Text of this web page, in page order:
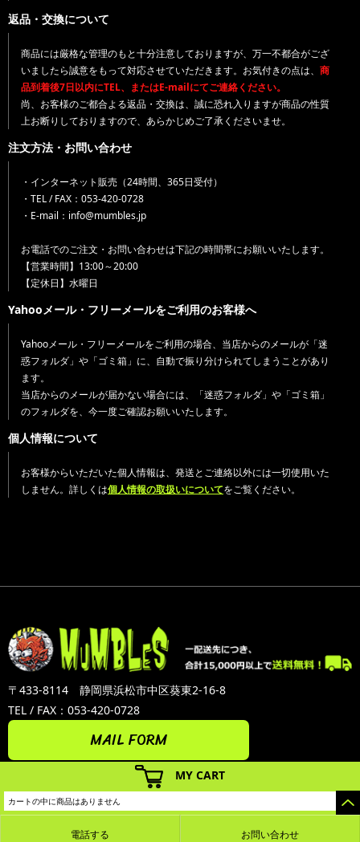
MY CART
カートの中に商品はありません
返品・交換について
商品には厳格な管理のもと十分注意しておりますが、万一不都合がござ
いましたら誠意をもって対応させていただきます。お気付きの点は、 商
品到着後7日以内にTEL、またはE-mailにてご連絡ください。
尚、お客様のご都合よる返品・交換は、誠に恐れ入りますが商品の性質
上お断りしておりますので、あらかじめご了承くださいませ。
注文方法・お問い合わせ
・インターネット販売（24時間、365日受付）
・TEL / FAX：053-420-0728
・E-mail：info@mumbles.jp
お電話でのご注文・お問い合わせは下記の時間帯にお願いいたします。
【営業時間】13:00～20:00
【定休日】水曜日
Yahooメール・フリーメールをご利用のお客様へ
Yahooメール・フリーメールをご利用の場合、当店からのメールが「迷
惑フォルダ」や「ゴミ箱」に、自動で振り分けられてしまうことがあり
ます。
当店からのメールが届かない場合には、「迷惑フォルダ」や「ゴミ箱」
のフォルダを、今一度ご確認お願いいたします。
個人情報について
お客様からいただいた個人情報は、発送とご連絡以外には一切使用いた
しません。詳しくは個人情報の取扱いについてをご覧ください。
〒433-8114 静岡県浜松市中区葵東2-16-8
TEL / FAX：053-420-0728
MAIL FORM
電話する お問い合わせ